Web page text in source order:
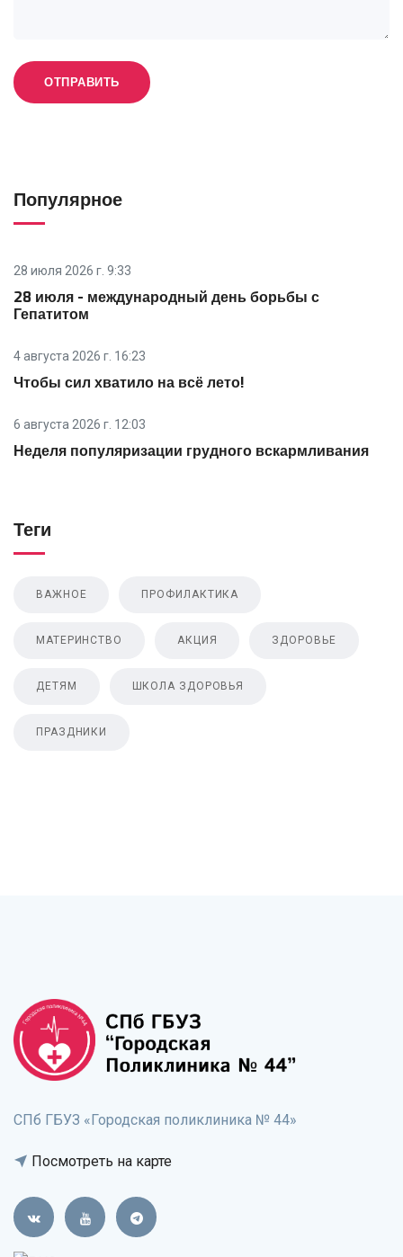
Популярное
28 июля 2026 г. 9:33
28 июля - международный день борьбы с
Гепатитом
4 августа 2026 г. 16:23
Чтобы сил хватило на всё лето!
6 августа 2026 г. 12:03
Неделя популяризации грудного вскармливания
Теги
ВАЖНОЕ ПРОФИЛАКТИКА
МАТЕРИНСТВО АКЦИЯ ЗДОРОВЬЕ
ДЕТЯМ ШКОЛА ЗДОРОВЬЯ
ПРАЗДНИКИ
СПб ГБУЗ «Городская поликлиника № 44»
Посмотреть на карте